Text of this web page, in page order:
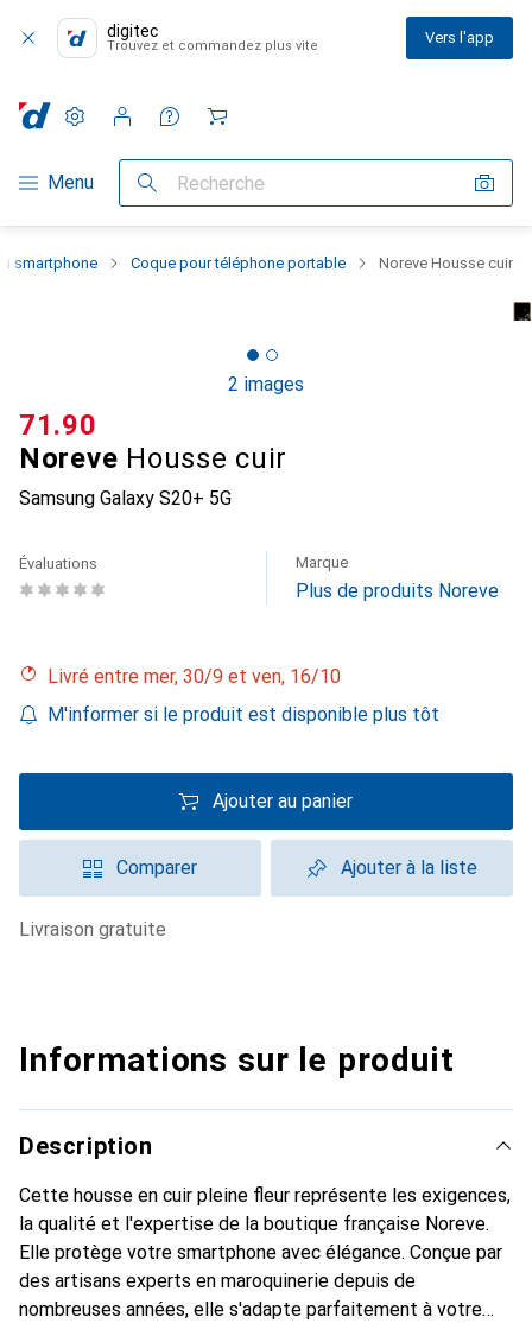
digitec
Trouvez et commandez plus vite Vers l'app
Navigation par catégorie
Menu Recherche
Paramètres
Compte client
Listes de comparaison
Listes d'envies
Panier
smartphone Coque pour téléphone portable Noreve Housse cuir
2 images
Noreve Housse cuir
Samsung Galaxy S20+ 5G
CHF
71.90
Évaluations Marque
Plus de produits Noreve
Livré entre mer, 30/9 et ven, 16/10
M'informer si le produit est disponible plus tôt
Ajouter au panier
Comparer Ajouter à la liste
livraison gratuite
Informations sur le produit
Description
Cette housse en cuir pleine fleur représente les exigences,
la qualité et l'expertise de la boutique française Noreve.
Elle protège votre smartphone avec élégance. Conçue par
des artisans experts en maroquinerie depuis de
nombreuses années, elle s'adapte parfaitement à votre